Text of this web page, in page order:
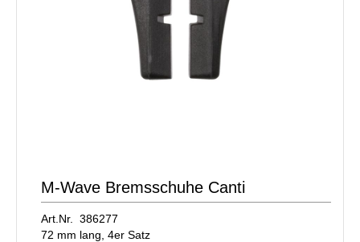
M-Wave Bremsschuhe Canti
Art.Nr. 386277
72 mm lang, 4er Satz